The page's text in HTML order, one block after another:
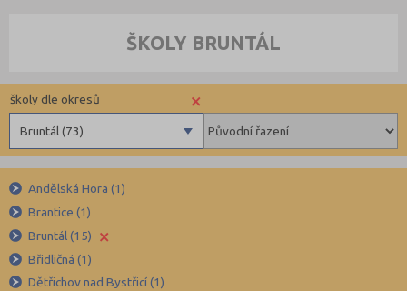
ŠKOLY BRUNTÁL
×
Bruntál (73)
školy dle okresů
Beroun (85)
Blansko (88)
Brno-město (317)
Brno-venkov (149)
Andělská Hora (1)
Brantice (1)
Bruntál (15)
×
Břidličná (1)
Dětřichov nad Bystřicí (1)